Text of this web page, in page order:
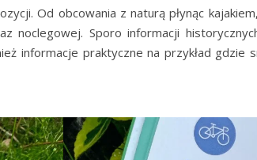
Od obcowania z naturą płynąc
noclegowej. Sporo informacji
informacje praktyczne na przykład